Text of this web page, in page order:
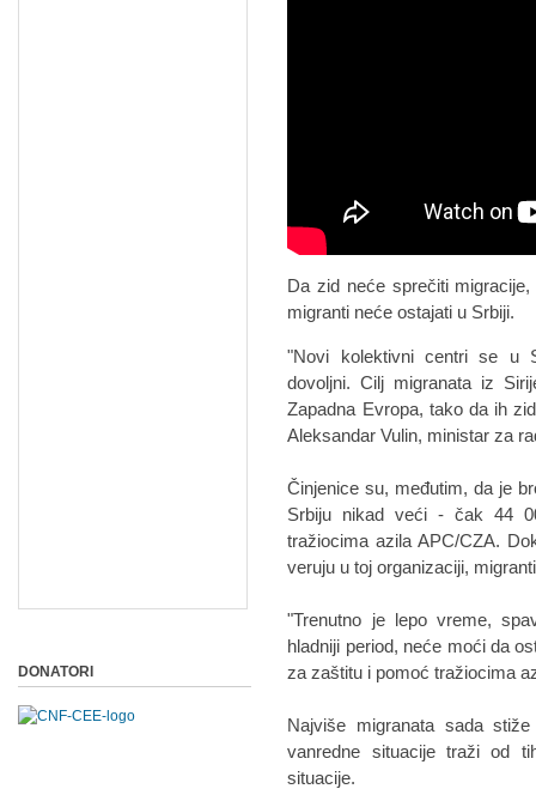
Da zid neće sprečiti
migranti neće ostajati u Srbiji.
"Novi kolektivni centri se u
dovoljni. Cilj migranata iz
Zapadna Evropa, tako da ih
Aleksandar Vulin, ministar za
Činjenice su, međutim, da je
Srbiju nikad veći - čak 44
tražiocima azila APC/CZA.
veruju u toj organizaciji,
"Trenutno je lepo vreme,
hladniji period, neće moći da
za zaštitu i pomoć tražiocima
Najviše migranata sada
vanredne situacije traži od
situacije.
DONATORI